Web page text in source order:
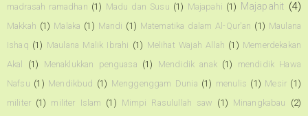
madrasah ramadhan (1) Madu dan Susu (1) Majapahi (1) Majapahit (4)
Makkah (1) Malaka (1) Mandi (1) Matematika dalam Al-Qur'an (1) Maulana
Ishaq (1) Maulana Malik Ibrahi (1) Melihat Wajah Allah (1) Memerdekakan
Akal
(1) Menaklukkan penguasa (1) Mendidik anak (1)
mendidik Hawa
Nafsu (1) Mendikbud (1) Menggenggam Dunia (1) menulis (1) Mesir (1)
militer (1) militer Islam (1) Mimpi Rasulullah saw (1) Minangkabau
(2)